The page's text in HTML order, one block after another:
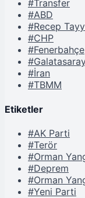
#Transfer
#ABD
#Recep
#CHP
#Fenerbahçe
#İran
#TBMM
Etiketler
#AK Parti
#Terör
#Orman
#Deprem
#Orman
#Yeni Parti